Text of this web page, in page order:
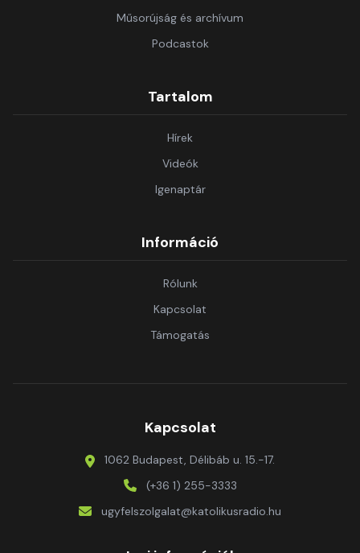
Műsorújság és archívum
Podcastok
Tartalom
Hírek
Videók
Igenaptár
Információ
Rólunk
Kapcsolat
Támogatás
Kapcsolat
1062 Budapest, Délibáb u. 15.-17.
(+36 1) 255-3333
ugyfelszolgalat@katolikusradio.hu